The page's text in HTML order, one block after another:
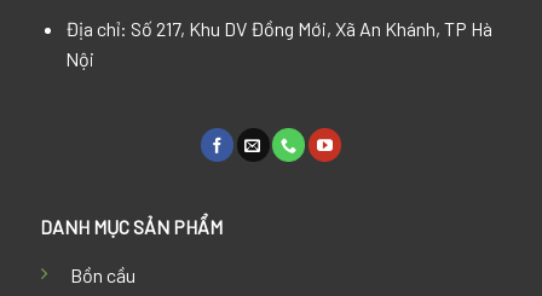
Địa chỉ: Số 217, Khu DV Đồng Mới, Xã An Khánh, TP Hà
Nội
DANH MỤC SẢN PHẨM
Bồn cầu